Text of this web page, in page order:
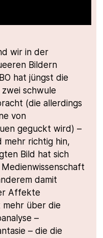
wir in der
Bildern
hat jüngst die
zwei schwule
(die allerdings
von
geguckt wird) –
mehr richtig hin,
Bild hat sich
damit
Affekte
über die
–
– die die